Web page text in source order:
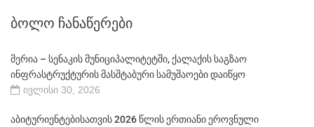
ᲑᲝᲚᲝ ᲩᲐᲜᲐᲬᲔᲠᲔᲑᲘ
მერია – სენაკის მუნიციპალიტეტში, ქალაქის საგზაო
ინფრასტრუქტურის მასშტაბური სამუშაოები დაიწყო
ივლისი 30, 2026
აბიტურიენტებისათვის 2026 წლის ერთიანი ეროვნული